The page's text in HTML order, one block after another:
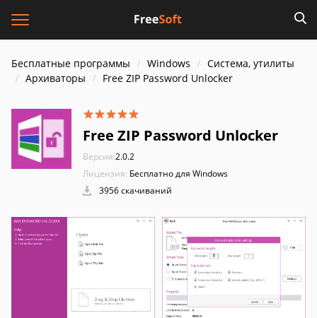
Бесплатные программы Windows
Система, утилиты
Архиваторы
Free ZIP Password Unlocker
Free ZIP Password Unlocker
Версия:2.0.2
Лицензия: Бесплатно для Windows
3956 скачиваний